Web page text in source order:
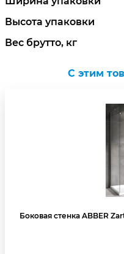
Высота упаковки
Вес брутто, кг
C этим
Боковая стенка ABBER